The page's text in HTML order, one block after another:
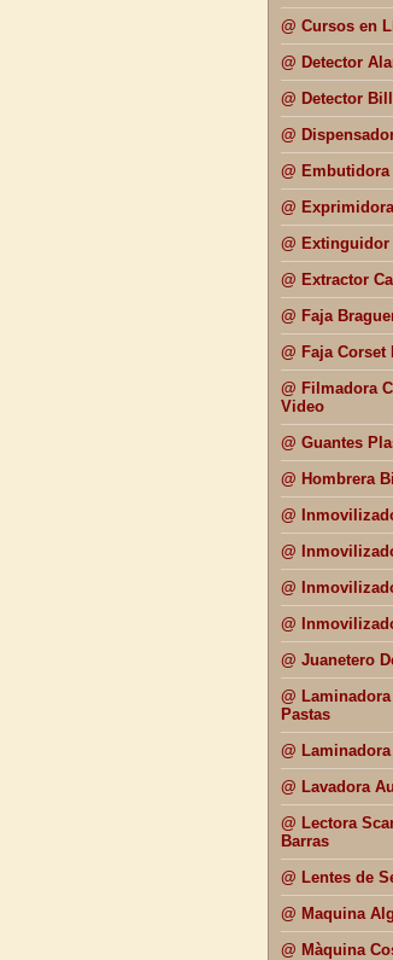
@ Cursos en
@ Detector
@ Detector
@
@
@
@
@ Extractor
@ Faja
@ Faja
@ Filmadora
Video
@ Guantes
@ Hombrera
@
@
@
@
@ Juanetero
@
Pastas
@
@ Lavadora
@ Lectora
Barras
@ Lentes de
@ Maquina
@ Màquina